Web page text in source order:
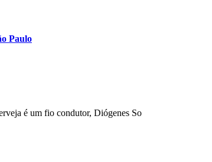
Paulo
é um fio condutor, Diógenes So